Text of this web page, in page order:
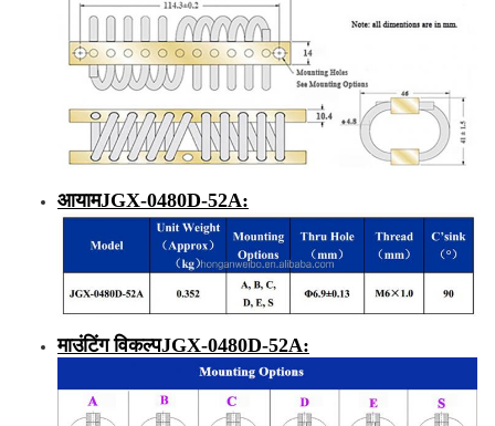
आयामJGX-0480D-52A:
माउंटिंग विकल्पJGX-0480D-52A: